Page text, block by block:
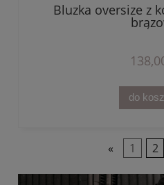
Bluzka oversize z
do
« 1 2